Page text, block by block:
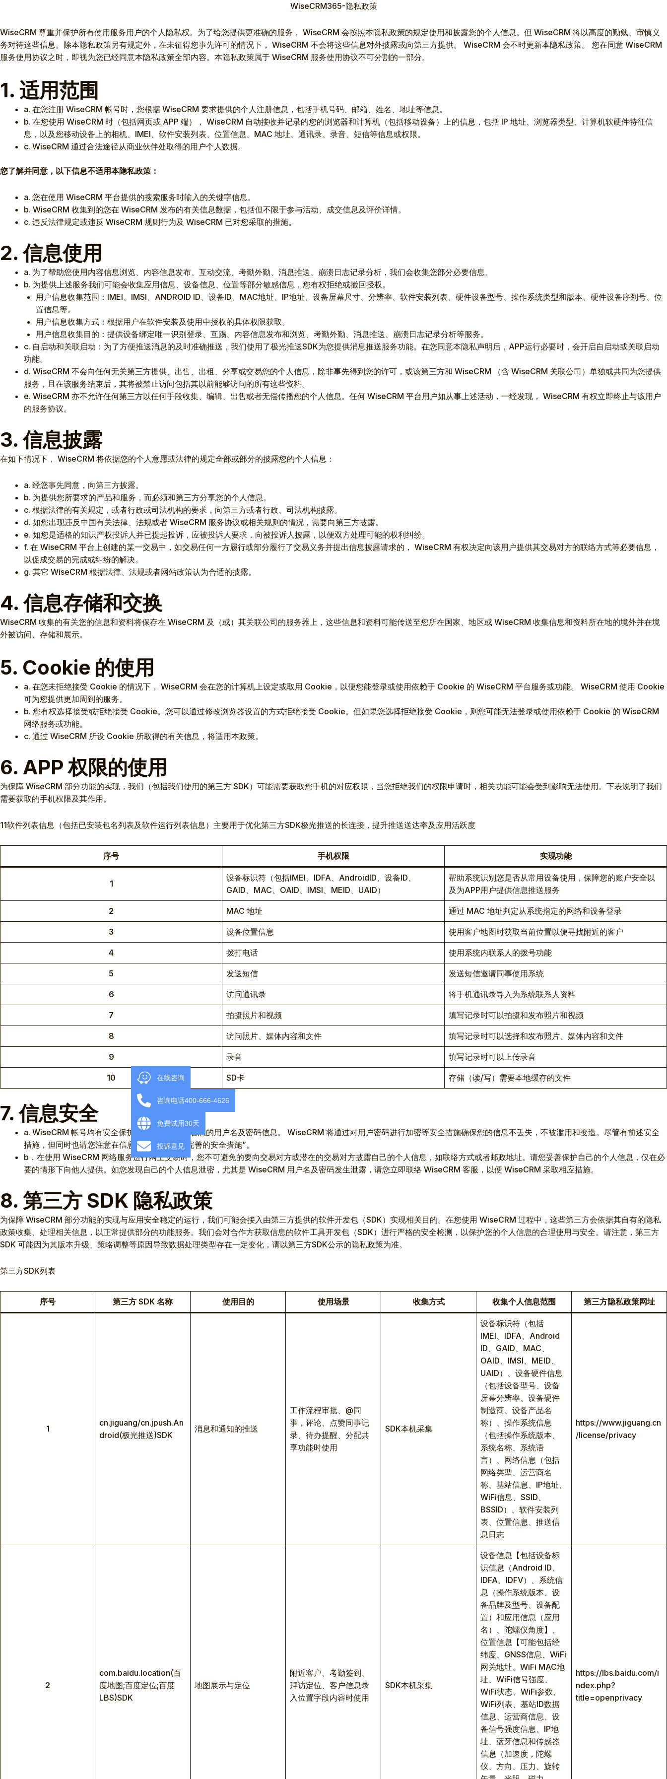
WiseCRM365-隐私政策
WiseCRM 尊重并保护所有使用服务用户的个人隐私权。为了给您提供更准确的服务， WiseCRM 会按照本隐私政策的规定使用和披露您的个人信息。但 WiseCRM 将以高度的勤勉、审慎义
务对待这些信息。除本隐私政策另有规定外，在未征得您事先许可的情况下， WiseCRM 不会将这些信息对外披露或向第三方提供。 WiseCRM 会不时更新本隐私政策。 您在同意 WiseCRM
服务使用协议之时，即视为您已经同意本隐私政策全部内容。本隐私政策属于 WiseCRM 服务使用协议不可分割的一部分。
1. 适用范围
a. 在您注册 WiseCRM 帐号时，您根据 WiseCRM 要求提供的个人注册信息，包括手机号码、邮箱、姓名、地址等信息。
b. 在您使用 WiseCRM 时（包括网页或 APP 端）， WiseCRM 自动接收并记录的您的浏览器和计算机（包括移动设备）上的信息，包括 IP 地址、浏览器类型、计算机软硬件特征信
息，以及您移动设备上的相机、IMEI、软件安装列表、位置信息、MAC 地址、通讯录、录音、短信等信息或权限。
c. WiseCRM 通过合法途径从商业伙伴处取得的用户个人数据。
您了解并同意，以下信息不适用本隐私政策：
a. 您在使用 WiseCRM 平台提供的搜索服务时输入的关键字信息。
b. WiseCRM 收集到的您在 WiseCRM 发布的有关信息数据，包括但不限于参与活动、成交信息及评价详情。
c. 违反法律规定或违反 WiseCRM 规则行为及 WiseCRM 已对您采取的措施。
2. 信息使用
a. 为了帮助您使用内容信息浏览、内容信息发布、互动交流、考勤外勤、消息推送、崩溃日志记录分析，我们会收集您部分必要信息。
b. 为提供上述服务我们可能会收集应用信息、设备信息、位置等部分敏感信息，您有权拒绝或撤回授权。
用户信息收集范围：IMEI、IMSI、ANDROID ID、设备ID、MAC地址、IP地址、设备屏幕尺寸、分辨率、软件安装列表、硬件设备型号、操作系统类型和版本、硬件设备序列号、位
置信息等。
用户信息收集方式：根据用户在软件安装及使用中授权的具体权限获取。
用户信息收集目的：提供设备绑定唯一识别登录、互踢、内容信息发布和浏览、考勤外勤、消息推送、崩溃日志记录分析等服务。
c. 自启动和关联启动：为了方便推送消息的及时准确推送，我们使用了极光推送SDK为您提供消息推送服务功能。在您同意本隐私声明后，APP运行必要时，会开启自启动或关联启动
功能。
d. WiseCRM 不会向任何无关第三方提供、出售、出租、分享或交易您的个人信息，除非事先得到您的许可，或该第三方和 WiseCRM （含 WiseCRM 关联公司）单独或共同为您提供
服务，且在该服务结束后，其将被禁止访问包括其以前能够访问的所有这些资料。
e. WiseCRM 亦不允许任何第三方以任何手段收集、编辑、出售或者无偿传播您的个人信息。任何 WiseCRM 平台用户如从事上述活动，一经发现， WiseCRM 有权立即终止与该用户
的服务协议。
3. 信息披露
在如下情况下， WiseCRM 将依据您的个人意愿或法律的规定全部或部分的披露您的个人信息：
a. 经您事先同意，向第三方披露。
b. 为提供您所要求的产品和服务，而必须和第三方分享您的个人信息。
c. 根据法律的有关规定，或者行政或司法机构的要求，向第三方或者行政、司法机构披露。
d. 如您出现违反中国有关法律、法规或者 WiseCRM 服务协议或相关规则的情况，需要向第三方披露。
e. 如您是适格的知识产权投诉人并已提起投诉，应被投诉人要求，向被投诉人披露，以便双方处理可能的权利纠纷。
f. 在 WiseCRM 平台上创建的某一交易中，如交易任何一方履行或部分履行了交易义务并提出信息披露请求的， WiseCRM 有权决定向该用户提供其交易对方的联络方式等必要信息，
以促成交易的完成或纠纷的解决。
g. 其它 WiseCRM 根据法律、法规或者网站政策认为合适的披露。
4. 信息存储和交换
WiseCRM 收集的有关您的信息和资料将保存在 WiseCRM 及（或）其关联公司的服务器上，这些信息和资料可能传送至您所在国家、地区或 WiseCRM 收集信息和资料所在地的境外并在境
外被访问、存储和展示。
5. Cookie 的使用
a. 在您未拒绝接受 Cookie 的情况下， WiseCRM 会在您的计算机上设定或取用 Cookie，以便您能登录或使用依赖于 Cookie 的 WiseCRM 平台服务或功能。 WiseCRM 使用 Cookie
可为您提供更加周到的服务。
b. 您有权选择接受或拒绝接受 Cookie。您可以通过修改浏览器设置的方式拒绝接受 Cookie。但如果您选择拒绝接受 Cookie，则您可能无法登录或使用依赖于 Cookie 的 WiseCRM
网络服务或功能。
c. 通过 WiseCRM 所设 Cookie 所取得的有关信息，将适用本政策。
6. APP 权限的使用
为保障 WiseCRM 部分功能的实现，我们（包括我们使用的第三方 SDK）可能需要获取您手机的对应权限，当您拒绝我们的权限申请时，相关功能可能会受到影响无法使用。下表说明了我们
需要获取的手机权限及其作用。
11软件列表信息（包括已安装包名列表及软件运行列表信息）主要⽤于优化第三方SDK极光推送的⻓连接，提升推送送达率及应用活跃度
序号 手机权限 实现功能
1
设备标识符（包括IMEI、IDFA、AndroidID、设备ID、
GAID、MAC、OAID、IMSI、MEID、UAID）
帮助系统识别您是否从常用设备使用，保障您的账户安全以
及为APP用户提供信息推送服务
2 MAC 地址 通过 MAC 地址判定从系统指定的网络和设备登录
3 设备位置信息 使用客户地图时获取当前位置以便寻找附近的客户
4 拨打电话 使用系统内联系人的拨号功能
5 发送短信 发送短信邀请同事使用系统
6 访问通讯录 将手机通讯录导入为系统联系人资料
7 拍摄照片和视频 填写记录时可以拍摄和发布照片和视频
8 访问照片、媒体内容和文件 填写记录时可以选择和发布照片、媒体内容和文件
9 录音 填写记录时可以上传录音
10 SD卡 存储（读/写）需要本地缓存的文件
7. 信息安全
a. WiseCRM 帐号均有安全保护功能，请妥善保管您的用户名及密码信息。 WiseCRM 将通过对用户密码进行加密等安全措施确保您的信息不丢失，不被滥用和变造。尽管有前述安全
措施，但同时也请您注意在信息网络上不存在“完善的安全措施”。
b．在使用 WiseCRM 网络服务进行网上交易时，您不可避免的要向交易对方或潜在的交易对方披露自己的个人信息，如联络方式或者邮政地址。请您妥善保护自己的个人信息，仅在必
要的情形下向他人提供。如您发现自己的个人信息泄密，尤其是 WiseCRM 用户名及密码发生泄露，请您立即联络 WiseCRM 客服，以便 WiseCRM 采取相应措施。
8. 第三方 SDK 隐私政策
为保障 WiseCRM 部分功能的实现与应用安全稳定的运行，我们可能会接入由第三方提供的软件开发包（SDK）实现相关目的。在您使用 WiseCRM 过程中，这些第三方会依据其自有的隐私
政策收集、处理相关信息，以正常提供部分的功能服务。我们会对合作方获取信息的软件工具开发包（SDK）进行严格的安全检测，以保护您的个人信息的合理使用与安全。请注意，第三方
SDK 可能因为其版本升级、策略调整等原因导致数据处理类型存在一定变化，请以第三方SDK公示的隐私政策为准。
第三方SDK列表
序号 第三方 SDK 名称 使用目的 使用场景 收集方式 收集个人信息范围 第三方隐私政策网址
1
cn.jiguang/cn.jpush.An
droid(极光推送)SDK
消息和通知的推送
工作流程审批、@同
事，评论、点赞同事记
录、待办提醒、分配共
享功能时使用
SDK本机采集
设备标识符（包括
IMEI、IDFA、Android
ID、GAID、MAC、
OAID、IMSI、MEID、
UAID）、设备硬件信息
（包括设备型号、设备
屏幕分辨率、设备硬件
制造商、设备产品名
称）、操作系统信息
（包括操作系统版本、
系统名称、系统语
言）、网络信息（包括
网络类型、运营商名
称、基站信息、IP地址、
WiFi信息、SSID、
BSSID）、软件安装列
表、位置信息、推送信
息日志
https://www.jiguang.cn
/license/privacy
2
com.baidu.location(百
度地图;百度定位;百度
LBS)SDK
地图展示与定位
附近客户、考勤签到、
拜访定位、客户信息录
入位置字段内容时使用
SDK本机采集
设备信息【包括设备标
识信息（Android ID、
IDFA、IDFV）、系统信
息（操作系统版本、设
备品牌及型号、设备配
置）和应用信息（应用
名）、陀螺仪角度】、
位置信息【可能包括经
纬度、GNSS信息、WiFi
网关地址、WiFi MAC地
址、WiFi信号强度、
WiFi状态、WiFi参数、
WiFi列表、基站ID数据
信息、运营商信息、设
备信号强度信息、IP地
址、蓝牙信息和传感器
信息（加速度，陀螺
仪、方向、压力、旋转
https://lbs.baidu.com/i
ndex.php?
title=openprivacy
在线咨询
咨询电话400-666-4626
免费试用30天
投诉意见